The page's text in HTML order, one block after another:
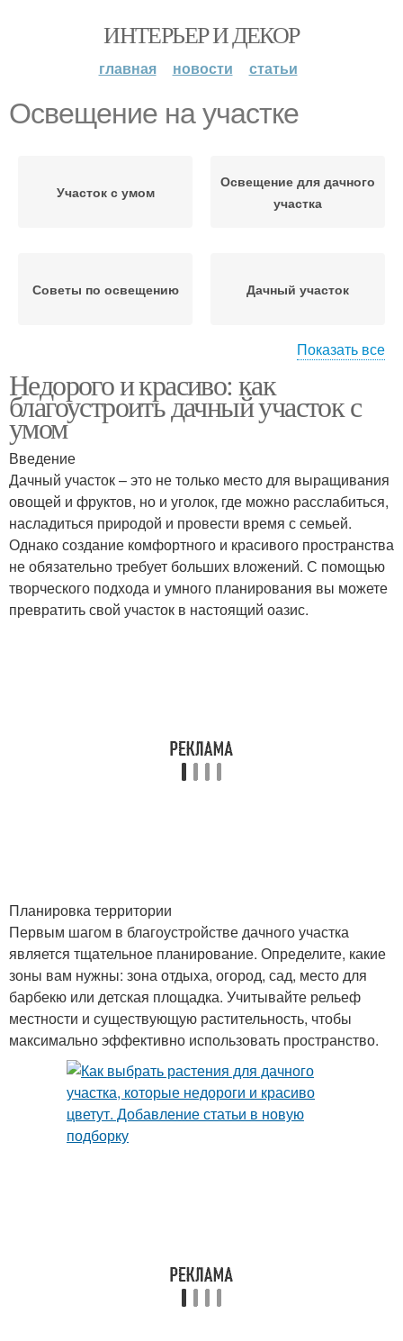
ИНТЕРЬЕР И ДЕКОР
главная новости статьи
Освещение на участке
Участок с умом
Освещение для дачного
участка
Советы по освещению Дачный участок
участке
Участок с
минимальными
затратами
Садовое освещение Недорогое освещение
Основное освещение
Декоративное
освещение
Показать все
Недорого и красиво: как
благоустроить дачный участок с
умом
Введение
Дачный участок – это не только место для выращивания
овощей и фруктов, но и уголок, где можно расслабиться,
насладиться природой и провести время с семьей.
Однако создание комфортного и красивого пространства
не обязательно требует больших вложений. С помощью
творческого подхода и умного планирования вы можете
превратить свой участок в настоящий оазис.
Планировка территории
Первым шагом в благоустройстве дачного участка
является тщательное планирование. Определите, какие
зоны вам нужны: зона отдыха, огород, сад, место для
барбекю или детская площадка. Учитывайте рельеф
местности и существующую растительность, чтобы
максимально эффективно использовать пространство.